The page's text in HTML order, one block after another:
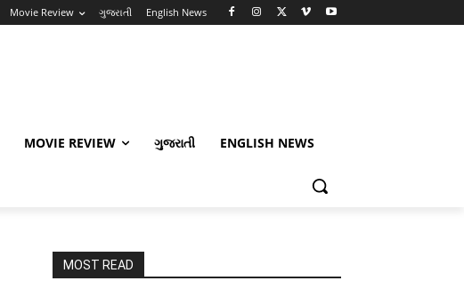
Movie Review ગુજરાતી English News
MOVIE REVIEW ગુજરાતી ENGLISH NEWS
MOST READ